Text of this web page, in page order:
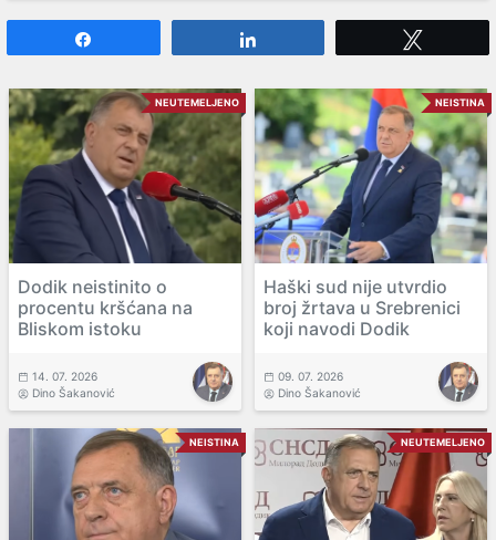
NEUTEMELJENO
Dodik neistinito o
procentu kršćana na
Bliskom istoku
14. 07. 2026
Dino Šakanović
NEISTINA
Haški sud nije utvrdio
broj žrtava u Srebrenici
koji navodi Dodik
09. 07. 2026
Dino Šakanović
NEISTINA NEUTEMELJENO